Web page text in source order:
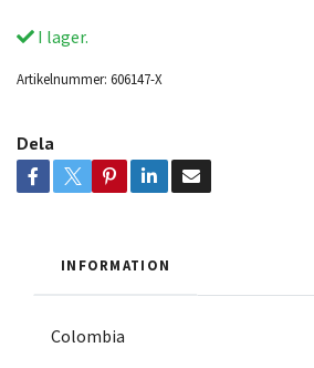
I lager.
Artikelnummer: 606147-X
Dela
INFORMATION
Colombia